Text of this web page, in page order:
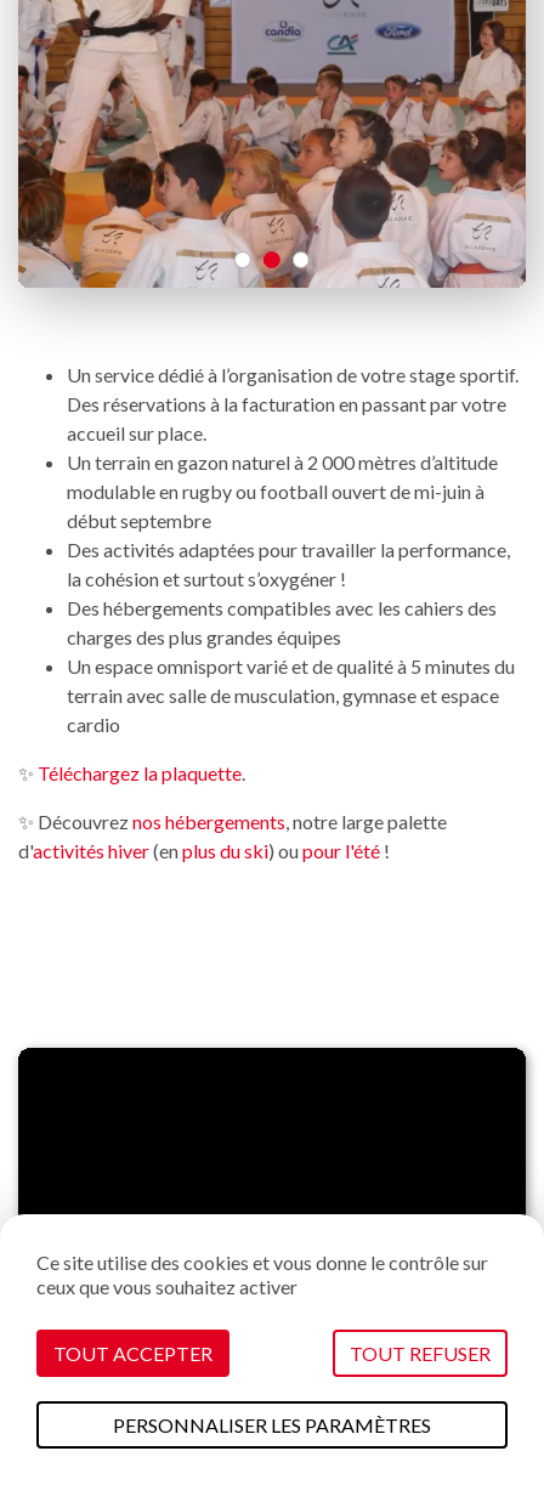
Un service dédié à l’organisation de votre stage sportif.
Des réservations à la facturation en passant par votre
accueil sur place.
Un terrain en gazon naturel à 2 000 mètres d’altitude
modulable en rugby ou football ouvert de mi-juin à
début septembre
Des activités adaptées pour travailler la performance,
la cohésion et surtout s’oxygéner !
Des hébergements compatibles avec les cahiers des
charges des plus grandes équipes
Un espace omnisport varié et de qualité à 5 minutes du
terrain avec salle de musculation, gymnase et espace
cardio
✨ Téléchargez la plaquette.
✨ Découvreznos hébergements, notre large palette
d'activités hiver(enplus du ski) oupour l'été !
Contactez-nous !
Ce site utilise des cookies et vous donne le contrôle sur
ceux que vous souhaitez activer
TOUT ACCEPTER TOUT REFUSER
PERSONNALISER LES PARAMÈTRES